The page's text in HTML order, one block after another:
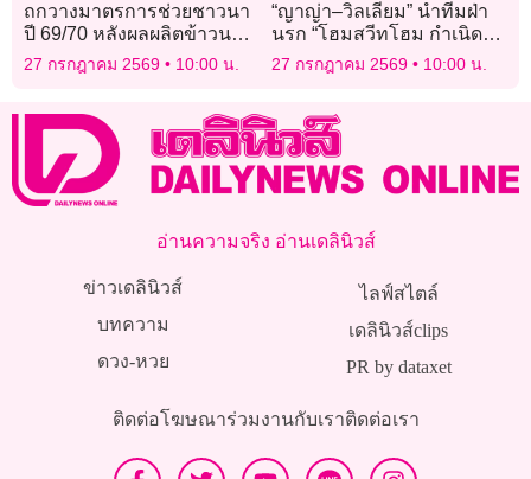
ถกวางมาตรการช่วยชาวนา
ปี 69/70 หลังผลผลิตข้าวนาปี-
นาปรังลด
27 กรกฎาคม 2569 10:00 น.
“ญาญ่า–วิลเลียม” นำทีมฝ่า
นรก “โฮมสวีทโฮม กำเนิด
ใหม่” ถ่ายทอดความสยอง
จากเกมดัง
27 กรกฎาคม 2569 10:00 น.
อ่านความจริง อ่านเดลินิวส์
ข่าวเดลินิวส์
บทความ
ดวง-หวย
ไลฟ์สไตล์
เดลินิวส์clips
PR by dataxet
ติดต่อโฆษณาร่วมงานกับเราติดต่อเรา